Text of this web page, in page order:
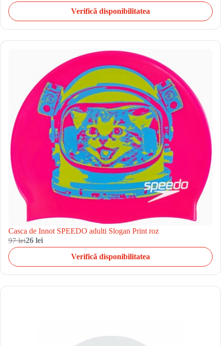
Verifică disponibilitatea
Casca de Innot SPEEDO adulti Slogan Print roz
97 lei26 lei
Verifică disponibilitatea